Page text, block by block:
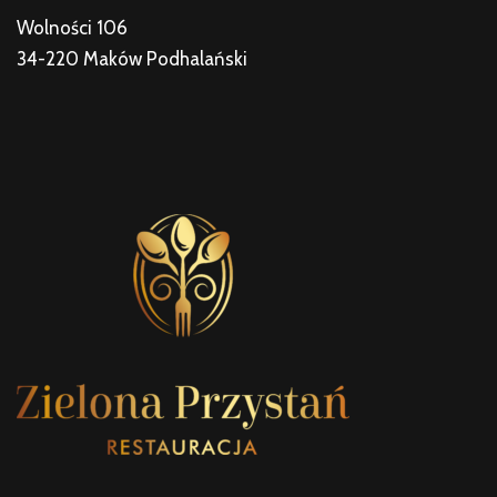
Wolności 106
34-220 Maków Podhalański